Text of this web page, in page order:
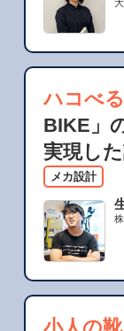
ハコべ
BIKE」
実現し
メカ設計